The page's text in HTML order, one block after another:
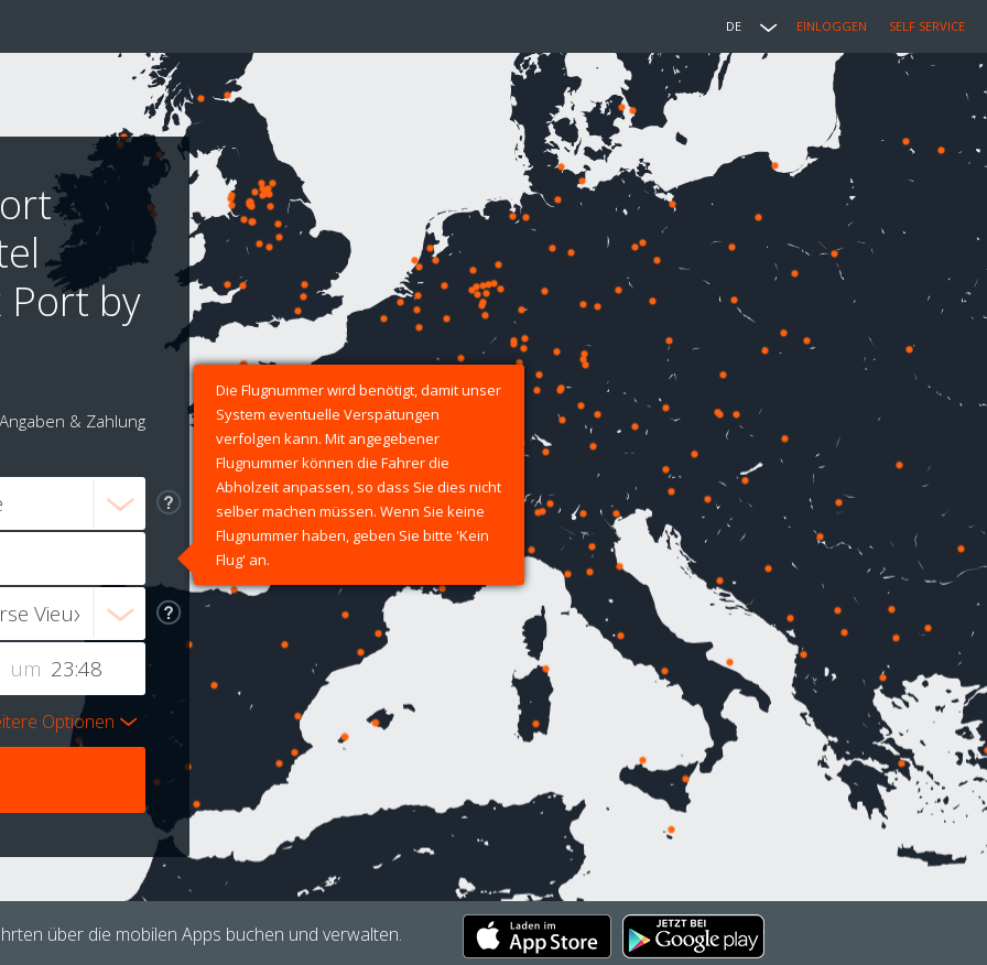
DE EINLOGGEN SELF SERVICE
Port by
& Zahlung
Die Flugnummer wird benötigt, damit unser
System eventuelle Verspätungen
verfolgen kann. Mit angegebener
Flugnummer können die Fahrer die
Abholzeit anpassen, so dass Sie dies nicht
selber machen müssen. Wenn Sie keine
Flugnummer haben, geben Sie bitte 'Kein
Flug' an.
um
Optionen
über die mobilen Apps buchen und verwalten.